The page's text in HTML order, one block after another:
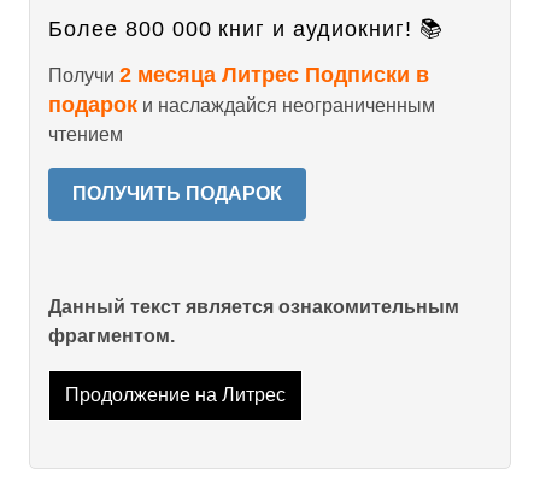
Более 800 000 книг и аудиокниг! 📚
Получи 2 месяца Литрес Подписки в
подарок и наслаждайся неограниченным
чтением
ПОЛУЧИТЬ ПОДАРОК
Данный текст является ознакомительным
фрагментом.
Продолжение на Литрес